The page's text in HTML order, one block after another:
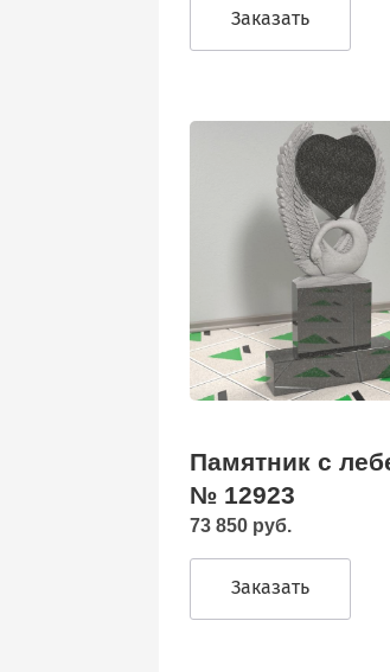
Заказать
Памятник с
№ 12923
73 850 руб.
Заказать